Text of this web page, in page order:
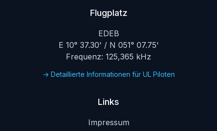
Flugplatz
EDEB
E 10° 37.30' / N 051° 07.75'
Frequenz: 125,365 kHz
→ Detaillierte Informationen für UL Piloten
Links
Impressum